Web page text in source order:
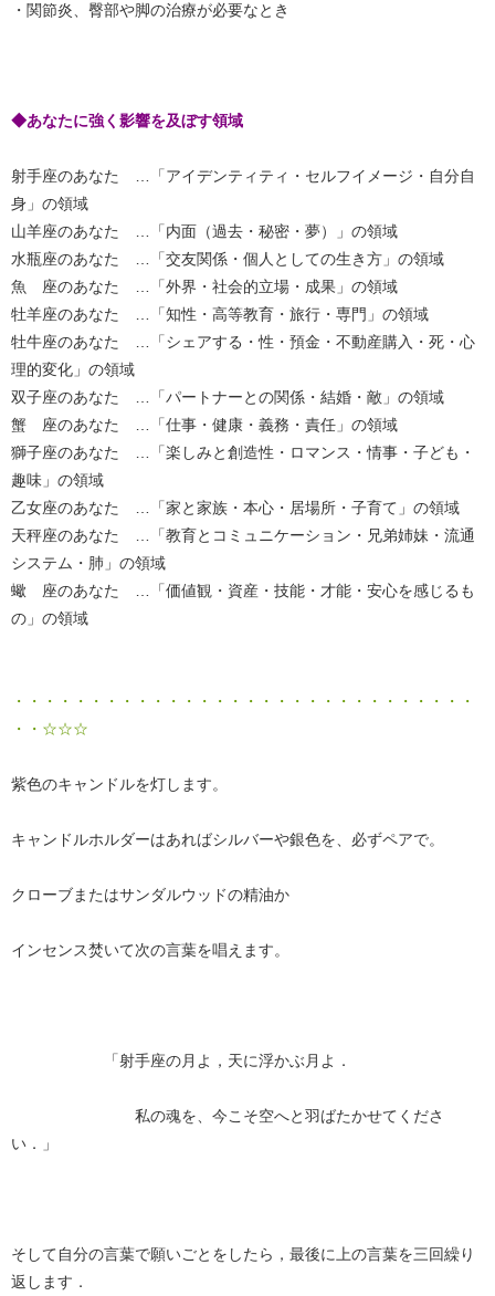
・関節炎、臀部や脚の治療が必要なとき
◆あなたに強く影響を及ぼす領域
射手座のあなた …「アイデンティティ・セルフイメージ・自分自
身」の領域
山羊座のあなた …「内面（過去・秘密・夢）」の領域
水瓶座のあなた …「交友関係・個人としての生き方」の領域
魚 座のあなた …「外界・社会的立場・成果」の領域
牡羊座のあなた …「知性・高等教育・旅行・専門」の領域
牡牛座のあなた …「シェアする・性・預金・不動産購入・死・心
理的変化」の領域
双子座のあなた …「パートナーとの関係・結婚・敵」の領域
蟹 座のあなた …「仕事・健康・義務・責任」の領域
獅子座のあなた …「楽しみと創造性・ロマンス・情事・子ども・
趣味」の領域
乙女座のあなた …「家と家族・本心・居場所・子育て」の領域
天秤座のあなた …「教育とコミュニケーション・兄弟姉妹・流通
システム・肺」の領域
蠍 座のあなた …「価値観・資産・技能・才能・安心を感じるも
の」の領域
・・・・・・・・・・・・・・・・・・・・・・・・・・・・・・
・・☆☆☆
紫色のキャンドルを灯します。
キャンドルホルダーはあればシルバーや銀色を、必ずペアで。
クローブまたはサンダルウッドの精油か
インセンス焚いて次の言葉を唱えます。
「射手座の月よ，天に浮かぶ月よ．
私の魂を、今こそ空へと羽ばたかせてくださ
い．」
そして自分の言葉で願いごとをしたら，最後に上の言葉を三回繰り
返します．